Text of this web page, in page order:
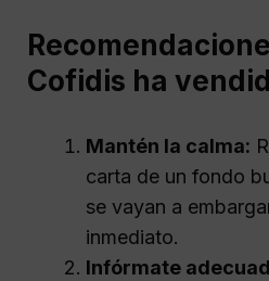
Cofidis ha
Mantén la calma:
carta de un fondo
se vayan a
inmediato.
Infórmate